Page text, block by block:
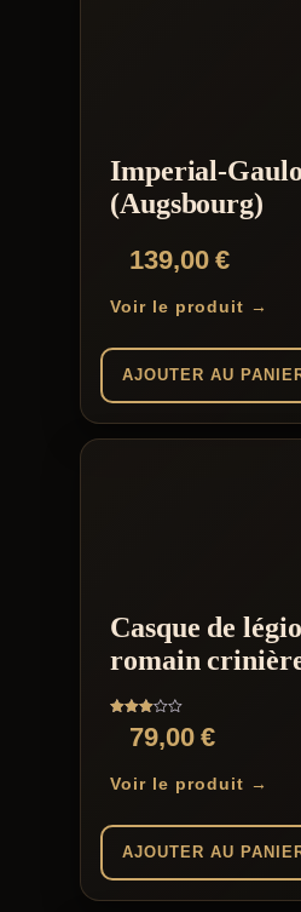
Imperial-
(Augsbourg)
139,00€
Voir le produit →
AJOUTER AU
Casque de
romain
Note
3.0079,00€
Voir le produit →
AJOUTER AU